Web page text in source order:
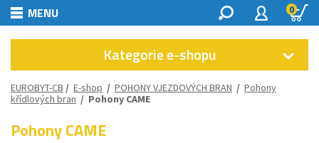
MENU 0
Kategorie e-shopu
EUROBYT-CB / E-shop / POHONY VJEZDOVÝCH BRAN / Pohony
křídlových bran / Pohony CAME
Pohony CAME